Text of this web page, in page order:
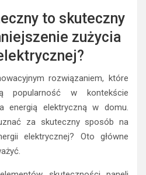
to skuteczny
zużycia
rozwiązaniem, które
popularność w kontekście
energią elektryczną w domu.
za skuteczny sposób na
elektrycznej? Oto główne